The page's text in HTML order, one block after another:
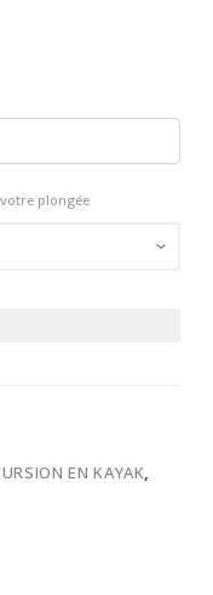
plongée
EN KAYAK